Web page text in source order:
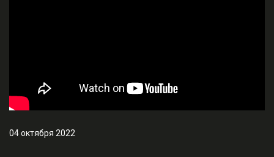
04 октября 2022